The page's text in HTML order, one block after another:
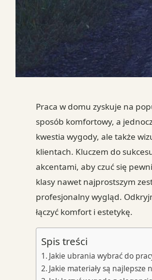
Praca w domu zyskuje na
sposób komfortowy, a
kwestia wygody, ale także
klientach. Kluczem do
akcentami, aby czuć się
klasy nawet najprostszym
profesjonalny wygląd.
łączyć komfort i estetykę.
Spis treści
Jakie ubrania wybrać do
Jakie materiały są najlepsze